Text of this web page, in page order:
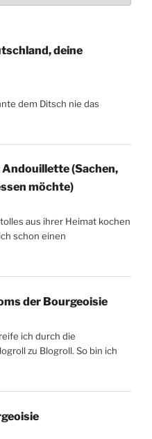
deine
dem Ditsch nie das
(Sachen,
möchte)
aus ihrer Heimat kochen
schon einen
der Bourgeoisie
ich durch die
zu Blogroll. So bin ich